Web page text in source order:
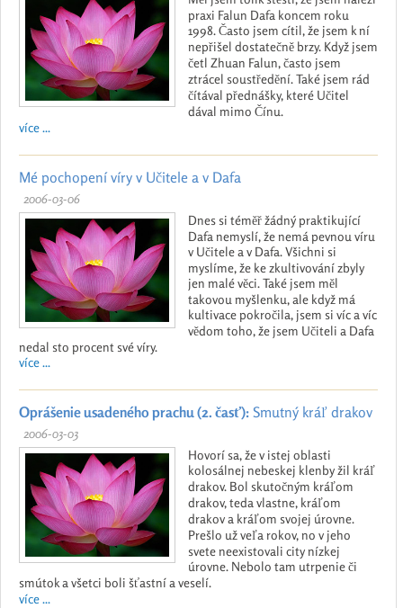
praxi Falun Dafa koncem roku
1998. Často jsem cítil, že jsem k ní
nepřišel dostatečně brzy. Když jsem
četl Zhuan Falun, často jsem
ztrácel soustředění. Také jsem rád
čítával přednášky, které Učitel
dával mimo Čínu.
více ...
Mé pochopení víry v Učitele a v Dafa
2006-03-06
Dnes si téměř žádný praktikující
Dafa nemyslí, že nemá pevnou víru
v Učitele a v Dafa. Všichni si
myslíme, že ke zkultivování zbyly
jen malé věci. Také jsem měl
takovou myšlenku, ale když má
kultivace pokročila, jsem si víc a víc
vědom toho, že jsem Učiteli a Dafa
nedal sto procent své víry.
více ...
Oprášenie usadeného prachu (2. časť): Smutný kráľ drakov
2006-03-03
Hovorí sa, že v istej oblasti
kolosálnej nebeskej klenby žil kráľ
drakov. Bol skutočným kráľom
drakov, teda vlastne, kráľom
drakov a kráľom svojej úrovne.
Prešlo už veľa rokov, no v jeho
svete neexistovali city nízkej
úrovne. Nebolo tam utrpenie či
smútok a všetci boli šťastní a veselí.
více ...